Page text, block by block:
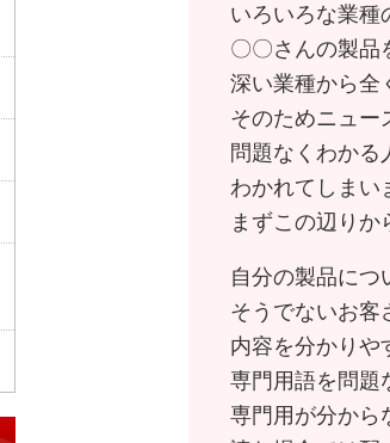
いろいろな業種
〇〇さんの製品
深い業種から全
そのためニュー
問題なくわかる
わかれてしまい
まずこの辺りか
自分の製品につ
そうでないお客
内容を分かりや
専門用語を問題
専門用が分から